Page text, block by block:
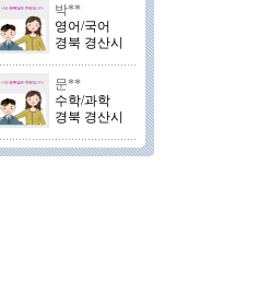
박**
영어/국어
경북 경산시
문**
수학/과학
경북 경산시